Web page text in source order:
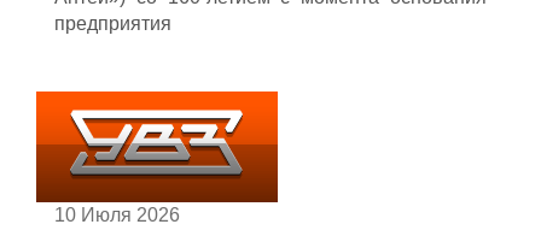
предприятия
10 Июля 2026